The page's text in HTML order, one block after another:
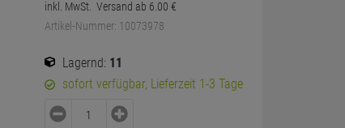
inkl. MwSt. Versand ab 6. 00 €
Artikel-Nummer: 10073978
Lagernd: 11
sofort verfügbar, Lieferzeit 1-3 Tage